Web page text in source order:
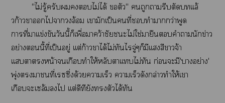
"ไม่รู้ครับไม่ได้ ตัว" ถูการีบตัดเเล้
วก้าวาไาล้อม เามักเป็นคนที่ทำากว่าพูด
าที่าเเข่งขันวันนี้ก็เพื่อาคว้าชัยะไม่ใช่มายืนคำานักข่าว
อย่างนี้ที่เป็นอยู่ เเต่ก้าวาได้ไม่ทันไจู่ๆก็มีเเงสีาจ้า
เเบาหน้าเกือบทำให้หลับาเเบไม่ทัน ก่อนะมี'าอย่าง'
พุ่งาที่เรซซิ่งด้วยาเร็ว าเร็วดังกล่าวทำให้เา
เกือบะเล้มไ เเต่ดีทียังตัวได้ทัน